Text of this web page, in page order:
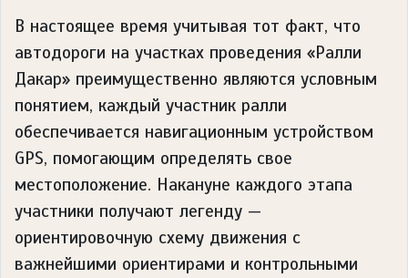
В настоящее время учитывая тот факт, что
автодороги на участках проведения «Ралли
Дакар» преимущественно являются условным
понятием, каждый участник ралли
обеспечивается навигационным устройством
GPS, помогающим определять свое
местоположение. Накануне каждого этапа
участники получают легенду —
ориентировочную схему движения с
важнейшими ориентирами и контрольными